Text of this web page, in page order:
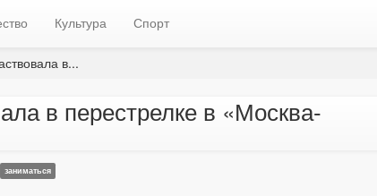
Культура Спорт
в...
в перестрелке в «Москва-
заниматься